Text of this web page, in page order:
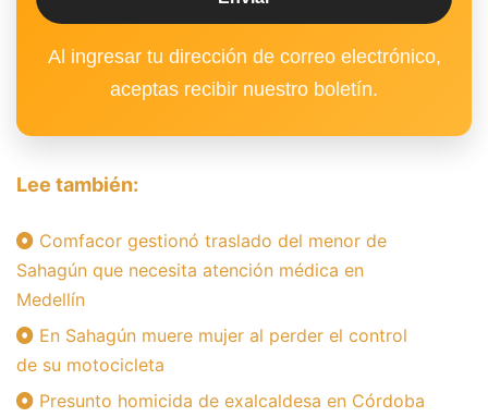
Al ingresar tu dirección de correo electrónico,
aceptas recibir nuestro boletín.
Lee también:
Comfacor gestionó traslado del menor de
Sahagún que necesita atención médica en
Medellín
En Sahagún muere mujer al perder el control
de su motocicleta
Presunto homicida de exalcaldesa en Córdoba